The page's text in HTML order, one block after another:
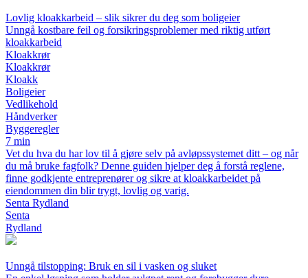
Lovlig kloakkarbeid – slik sikrer du deg som boligeier
Unngå kostbare feil og forsikringsproblemer med riktig utført
kloakkarbeid
Kloakkrør
Kloakkrør
Kloakk
Boligeier
Vedlikehold
Håndverker
Byggeregler
7 min
Vet du hva du har lov til å gjøre selv på avløpssystemet ditt – og når
du må bruke fagfolk? Denne guiden hjelper deg å forstå reglene,
finne godkjente entreprenører og sikre at kloakkarbeidet på
eiendommen din blir trygt, lovlig og varig.
Senta Rydland
Senta
Rydland
Unngå tilstopping: Bruk en sil i vasken og sluket